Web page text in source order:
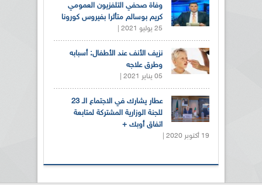
وفاة صحفي التلفزيون العمومي
كريم بوسالم متأثرا بفيروس كورونا
25 يوليو 2021 |
نزيف الأنف عند الأطفال: أسبابه
وطرق علاجه
05 يناير 2021 |
عطار يشارك في الاجتماع الـ 23
للجنة الوزارية المشتركة لمتابعة
اتفاق أوبك +
19 أكتوبر 2020 |